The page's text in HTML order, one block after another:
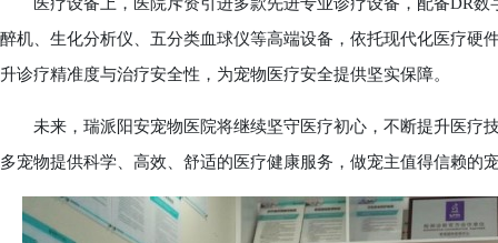
醉机、生化分析仪、五分类血球仪等高端设备，依托现代化医疗硬
升诊疗精准度与治疗安全性，为宠物医疗安全提供坚实保障。
未来，瑞派阳安宠物医院将继续坚守医疗初心，不断提升医疗
多宠物提供科学、高效、舒适的医疗健康服务，做宠主值得信赖的